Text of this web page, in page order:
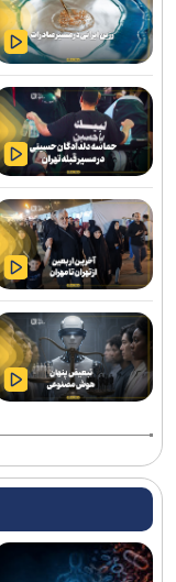
ضرب‌الاجل رئیس کل
مقابله با اخلال در بازار
سخنگوی پلیس: نفر
۳ ﺗﺼﻔﻴﻪ‌ﺧﺎﻧﻪ‌ تهران تا پایان تابستان تکمیل و به بهره‌برداری می‌رسند
آزمون‌های نهایی
سی و نهمین اجلاس
همدلی برای ایران»
تدوین «رهنمود‌های
دستگیری متهم
ورود ۱۲۵ اتوبوس تمام‌برقی به ناوگان حمل‌ونقل عمومی تهران تا شهریورماه
چمران: امکان خروج